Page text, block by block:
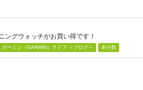
ングウォッチがお買い得です！
ーミン（GARMIN）ライフ ～ブログ～ 未分類